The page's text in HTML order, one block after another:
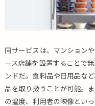
同サービスは、マンション
ース店舗を設置することで
ンドだ。食料品や日用品な
品を取り扱うことが可能。
の温度、利用者の映像とい